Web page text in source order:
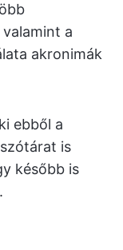
a
akronimák
ebből a
is
később is